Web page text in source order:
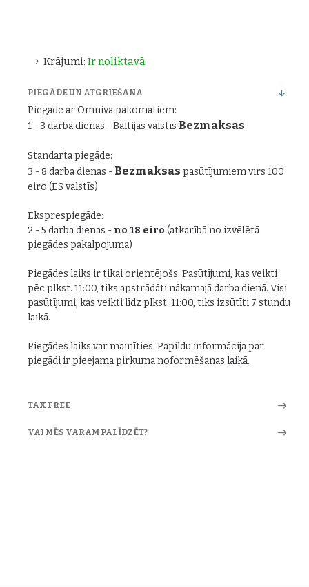
Krājumi: Ir noliktavā
PIEGĀDE UN ATGRIEŠANA
Piegāde ar Omniva pakomātiem:
1 - 3 darba dienas - Baltijas valstīs Bezmaksas
Standarta piegāde:
3 - 8 darba dienas - Bezmaksas pasūtījumiem virs 100
eiro (ES valstīs)
Eksprespiegāde:
2 - 5 darba dienas - no 18 eiro (atkarībā no izvēlētā
piegādes pakalpojuma)
Piegādes laiks ir tikai orientējošs. Pasūtījumi, kas veikti
pēc plkst. 11:00, tiks apstrādāti nākamajā darba dienā. Visi
pasūtījumi, kas veikti līdz plkst. 11:00, tiks izsūtīti 7 stundu
laikā.
Piegādes laiks var mainīties. Papildu informācija par
piegādi ir pieejama pirkuma noformēšanas laikā.
TAX FREE
VAI MĒS VARAM PALĪDZĒT?